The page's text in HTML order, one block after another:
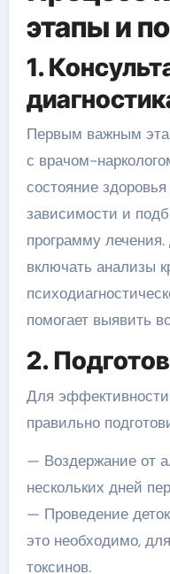
этапы и
1.
Первым важным
с врачом-
состояние
зависимости и
программу
включать анализы
помогает выявить
2.
Для
правильно
— Воздержание от
нескольких дней
— Проведение
это необходимо,
токсинов.